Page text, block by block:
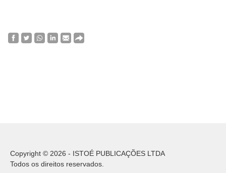
Copyright © 2026 - ISTOÉ PUBLICAÇÕES LTDA
Todos os direitos reservados.